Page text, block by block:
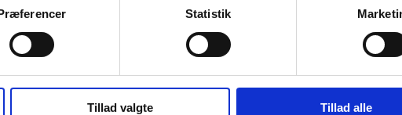
Statistik
Tillad valgte Tillad alle